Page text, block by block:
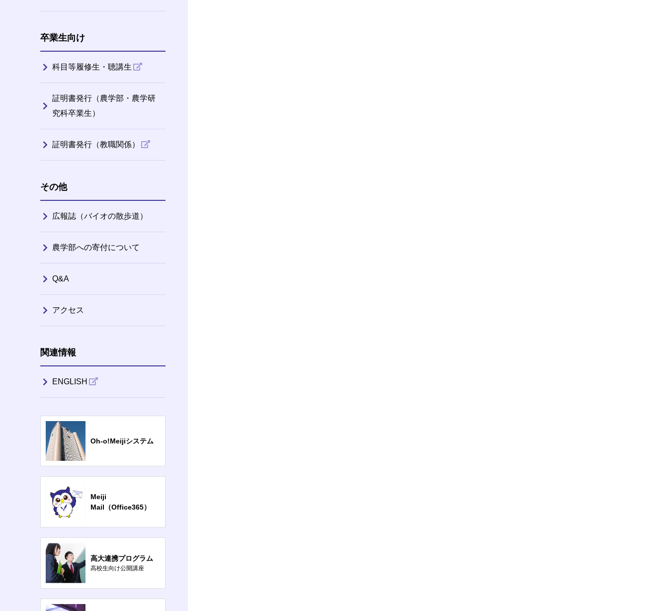
卒業生向け
科目等履修生・聴講生
証明書発行（農学部・農学研
究科卒業生）
証明書発行（教職関係）
その他
広報誌（バイオの散歩道）
農学部への寄付について
Q&A
アクセス
関連情報
ENGLISH
Oh-o!Meijiシステム
Meiji
Mail（Office365）
高大連携プログラム
高校生向け公開講座